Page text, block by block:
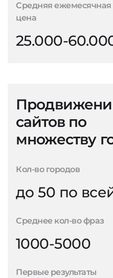
Средняя ежемесячная
цена
25.000-
сайтов по
множеству
Кол-во городов
до 50 по
Среднее кол-во фраз
1000-5000
Первые результаты